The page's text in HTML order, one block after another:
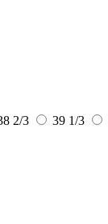
2/3
39 1/3